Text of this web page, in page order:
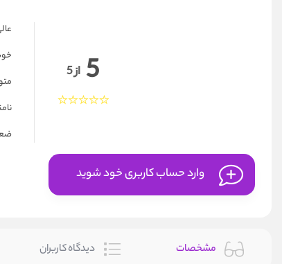
5 از 5
وارد حساب کاربری خود شوید
مشخصات دیدگاه کاربران